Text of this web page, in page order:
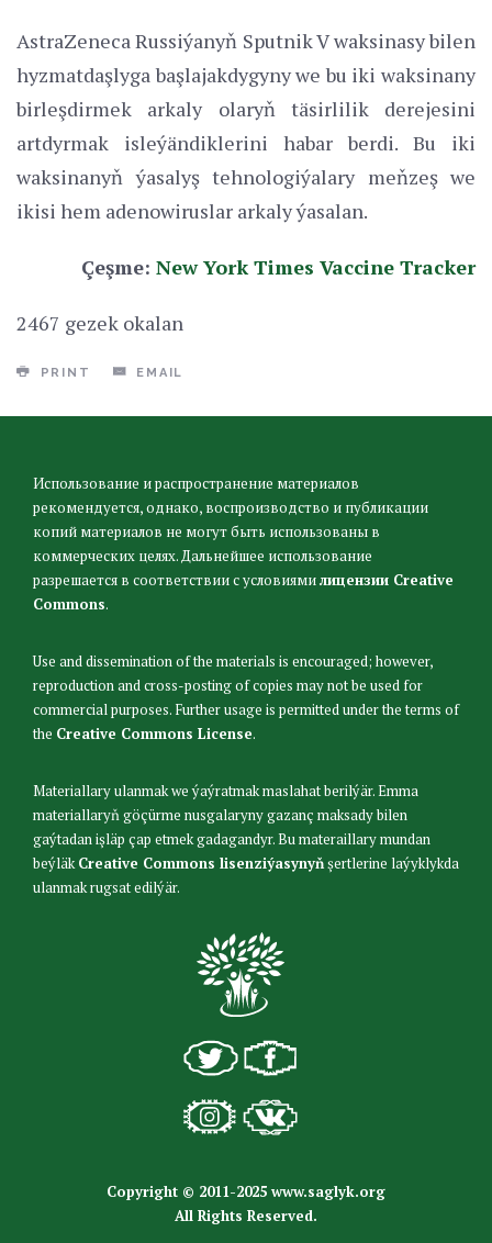
AstraZeneca Russiýanyň Sputnik V waksinasy bilen
hyzmatdaşlyga başlajakdygyny we bu iki waksinany
birleşdirmek arkaly olaryň täsirlilik derejesini
artdyrmak isleýändiklerini habar berdi. Bu iki
waksinanyň ýasalyş tehnologiýalary meňzeş we
ikisi hem adenowiruslar arkaly ýasalan.
Çeşme: New York Times Vaccine Tracker
2467 gezek okalan
PRINT EMAIL
Использование и распространение материалов
рекомендуется, однако, воспроизводство и публикации
копий материалов не могут быть использованы в
коммерческих целях. Дальнейшее использование
разрешается в соответствии с условиямилицензии Creative
Commons.
Use and dissemination of the materials is encouraged; however,
reproduction and cross-posting of copies may not be used for
commercial purposes. Further usage is permitted under the terms of
the Creative Commons License.
Materiallary ulanmak we ýaýratmak maslahat berilýär. Emma
materiallaryň göçürme nusgalaryny gazanç maksady bilen
gaýtadan işläp çap etmek gadagandyr. Bu materaillary mundan
beýläkCreative Commons lisenziýasynyňşertlerine laýyklykda
ulanmak rugsat edilýär.
Copyright © 2011-2025 www.saglyk.org
All Rights Reserved.